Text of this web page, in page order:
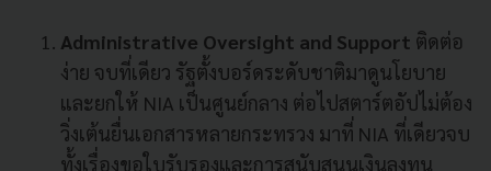
Administrative Oversight and Support ติดต่อ
ง่าย จบที่เดียว รัฐตั้งบอร์ดระดับชาติมาดูนโยบาย
และยกให้ NIA เป็นศูนย์กลาง ต่อไปสตาร์ตอัปไม่ต้อง
วิ่งเต้นยื่นเอกสารหลายกระทรวง มาที่ NIA ที่เดียวจบ
ทั้งเรื่องขอใบรับรองและการสนับสนุนเงินลงทุน